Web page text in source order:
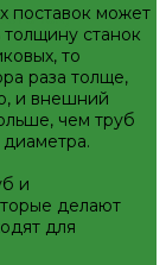
поставок может
толщину станок
то
раза толще,
и внешний
чем труб
и
делают
для